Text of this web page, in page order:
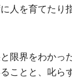
人を育てたり
限界をわかっ
ことと、叱ら